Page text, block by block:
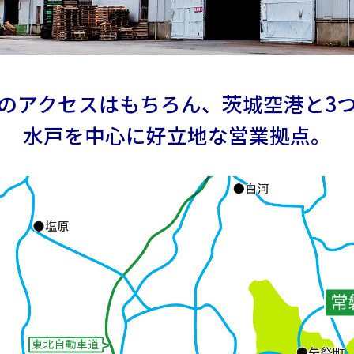
アクセスはもちろん、茨城空港と3
水戸を中心に好立地な営業拠点。